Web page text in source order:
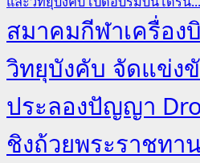
สมาคมกีฬาเครื่อง
วิทยุบังคับ จัดแข่ง
ประลองปัญญา
ชิงถ้วยพระราชทา